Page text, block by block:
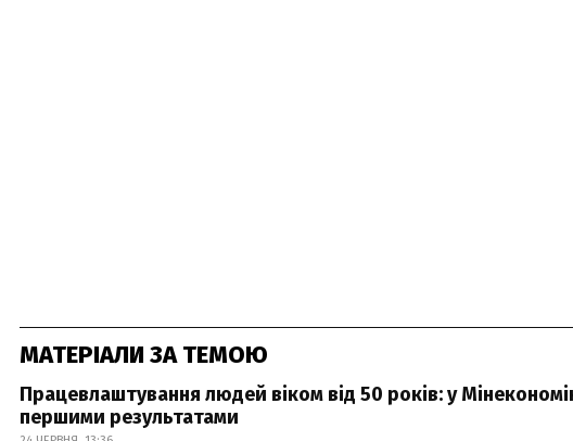
МАТЕРІАЛИ ЗА ТЕМОЮ
Працевлаштування людей віком від 50 років: у
першими результатами